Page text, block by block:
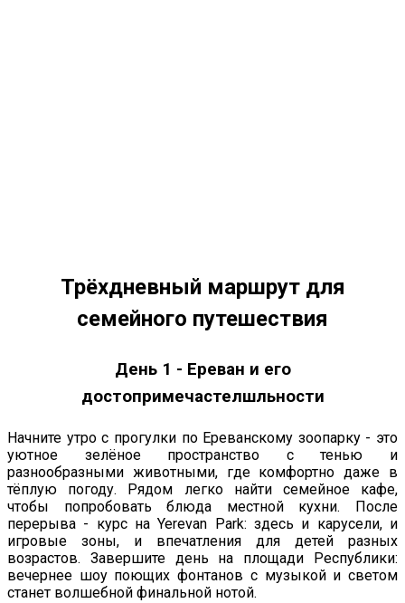
Трёхдневный маршрут для
семейного путешествия
День 1 - Ереван и его
достопримечастелшльности
Начните утро с прогулки по Ереванскому зоопарку - это
уютное зелёное пространство с тенью и
разнообразными животными, где комфортно даже в
тёплую погоду. Рядом легко найти семейное кафе,
чтобы попробовать блюда местной кухни. После
перерыва - курс на Yerevan Park: здесь и карусели, и
игровые зоны, и впечатления для детей разных
возрастов. Завершите день на площади Республики:
вечернее шоу поющих фонтанов с музыкой и светом
станет волшебной финальной нотой.